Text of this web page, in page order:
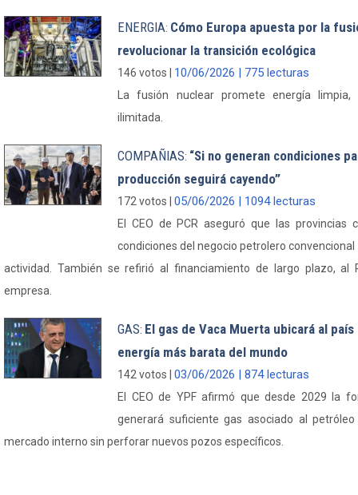
ENERGIA: Cómo Europa apuesta por la
revolucionar la transición ecológica
146 votos | 10/06/2026 | 775 lecturas
La fusión nuclear promete energía
ilimitada.
COMPAÑIAS: “Si no generan condiciones
producción seguirá cayendo”
172 votos | 05/06/2026 | 1094 lecturas
El CEO de PCR aseguró que las provincias
condiciones del negocio petrolero
actividad. También se refirió al financiamiento de largo plazo, al
empresa.
GAS: El gas de Vaca Muerta ubicará al
energía más barata del mundo
142 votos | 03/06/2026 | 874 lecturas
El CEO de YPF afirmó que desde 2029 la
generará suficiente gas asociado al
mercado interno sin perforar nuevos pozos específicos.